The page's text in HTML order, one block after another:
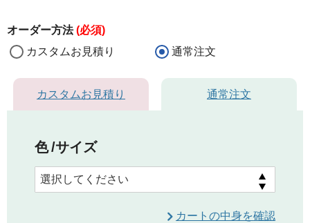
オーダー方法(必須)
カスタムお見積り
通常注文
カスタムお見積り 通常注文
色 サイズ
カートの中身を確認